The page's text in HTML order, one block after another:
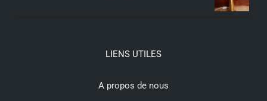
LIENS UTILES
A propos de nous